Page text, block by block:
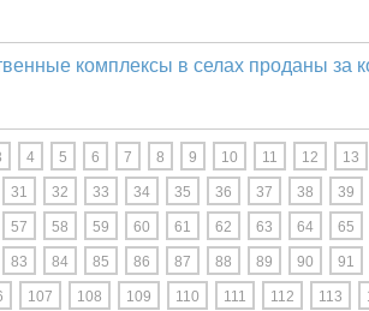
комплексы в селах проданы за
4 5 6 7 8 9 10 11 12 13
31 32 33 34 35 36 37 38 39
57 58 59 60 61 62 63 64 65
83 84 85 86 87 88 89 90 91
107 108 109 110 111 112 113